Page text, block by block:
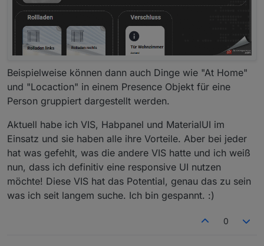
DateTime
Map
StateList
StateListHorizontal
Konfiguration / erste Schritte
siehe Wiki auf Github
Beispielweise können dann auch Dinge wie "At Home"
und "Locaction" in einem Presence Objekt für eine
Person gruppiert dargestellt werden.
Aktuell habe ich VIS, Habpanel und MaterialUI im
Einsatz und sie haben alle ihre Vorteile. Aber bei jeder
hat was gefehlt, was die andere VIS hatte und ich weiß
nun, dass ich definitiv eine responsive UI nutzen
möchte! Diese VIS hat das Potential, genau das zu sein
was ich seit langem suche. Ich bin gespannt. :)
0